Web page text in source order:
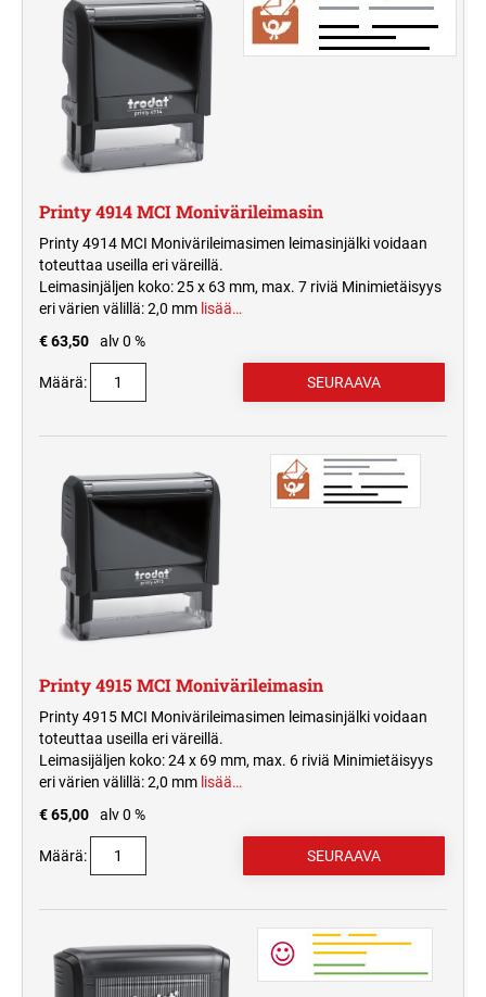
Printy 4914 MCI Monivärileimasin
Printy 4914 MCI Monivärileimasimen leimasinjälki voidaan
toteuttaa useilla eri väreillä.
Leimasinjäljen koko: 25 x 63 mm, max. 7 riviä Minimietäisyys
eri värien välillä: 2,0 mm lisää…
€ 63,50
alv 0 %
Määrä:
Printy 4915 MCI Monivärileimasin
Printy 4915 MCI Monivärileimasimen leimasinjälki voidaan
toteuttaa useilla eri väreillä.
Leimasijäljen koko: 24 x 69 mm, max. 6 riviä Minimietäisyys
eri värien välillä: 2,0 mm lisää…
€ 65,00
alv 0 %
Määrä: